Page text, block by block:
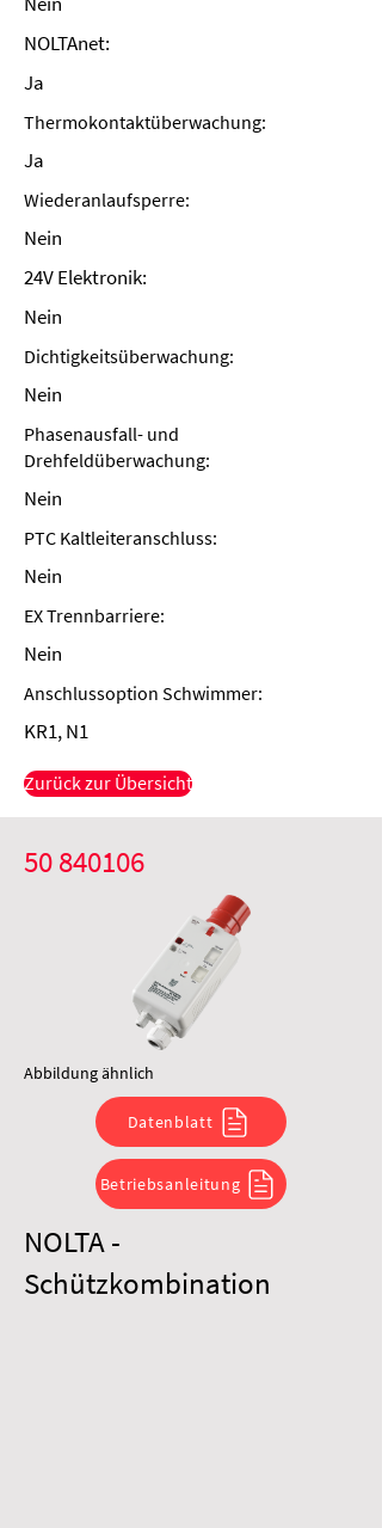
NOLTAnet:
Ja
Thermokontaktüberwachung:
Ja
Wiederanlaufsperre:
Nein
24V Elektronik:
Nein
Dichtigkeitsüberwachung:
Nein
Phasenausfall- und
Drehfeldüberwachung:
Nein
PTC Kaltleiteranschluss:
Nein
EX Trennbarriere:
Nein
Anschlussoption Schwimmer:
KR1, N1
Zurück zur Übersicht
50 840106
Abbildung ähnlich
Datenblatt
Betriebsanleitung
NOLTA -
Schützkombination